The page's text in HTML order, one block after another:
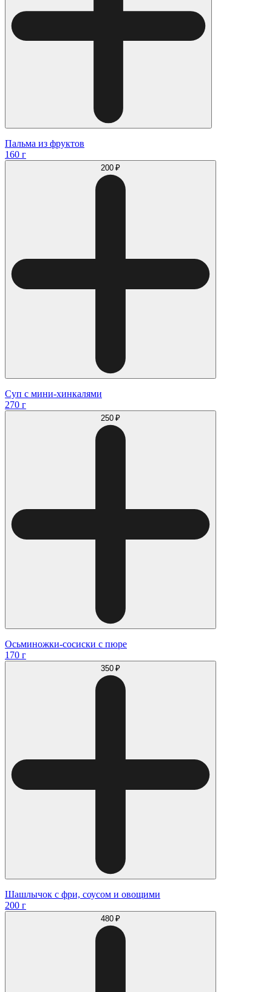
Пальма из фруктов
160 г
200 ₽
Суп с мини-хинкалями
270 г
250 ₽
Осьминожки-сосиски с пюре
170 г
350 ₽
Шашлычок с фри, соусом и овощими
200 г
480 ₽